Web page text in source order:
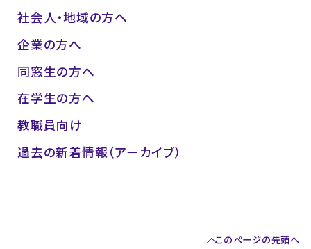
社会人・地域の方へ
企業の方へ
同窓生の方へ
在学生の方へ
教職員向け
過去の新着情報（アーカイブ）
このページの先頭へ